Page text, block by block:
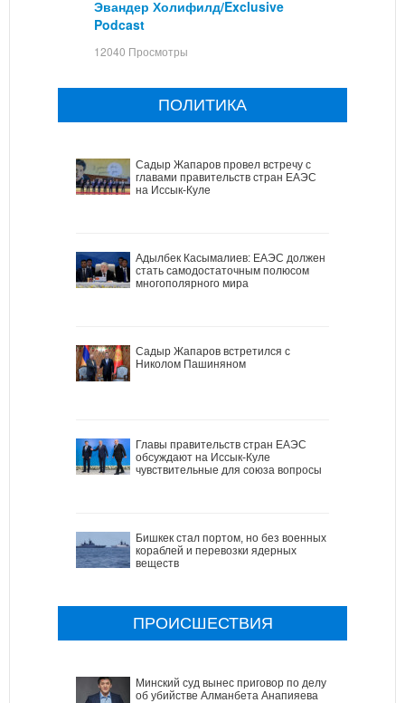
Эвандер Холифилд/Exclusive
Podcast
12040 Просмотры
ПОЛИТИКА
Садыр Жапаров провел встречу с
главами правительств стран ЕАЭС
на Иссык-Куле
Адылбек Касымалиев: ЕАЭС должен
стать самодостаточным полюсом
многополярного мира
Садыр Жапаров встретился с
Николом Пашиняном
Главы правительств стран ЕАЭС
обсуждают на Иссык-Куле
чувствительные для союза вопросы
Бишкек стал портом, но без военных
кораблей и перевозки ядерных
веществ
ПРОИСШЕСТВИЯ
Минский суд вынес приговор по делу
об убийстве Алманбета Анапияева